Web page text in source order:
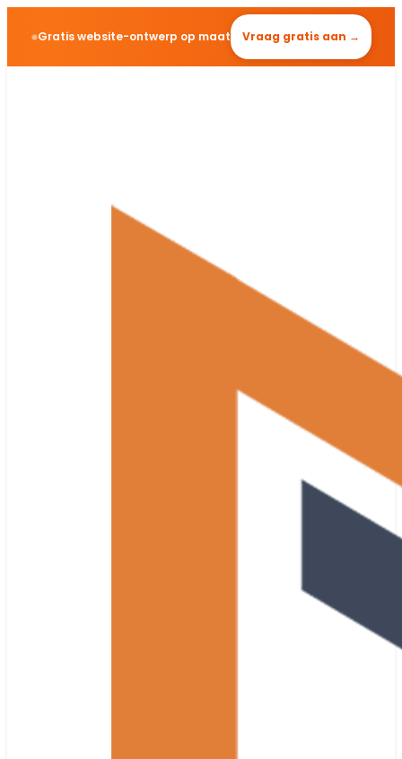
Gratis website-ontwerp op maat Vraag gratis aan →